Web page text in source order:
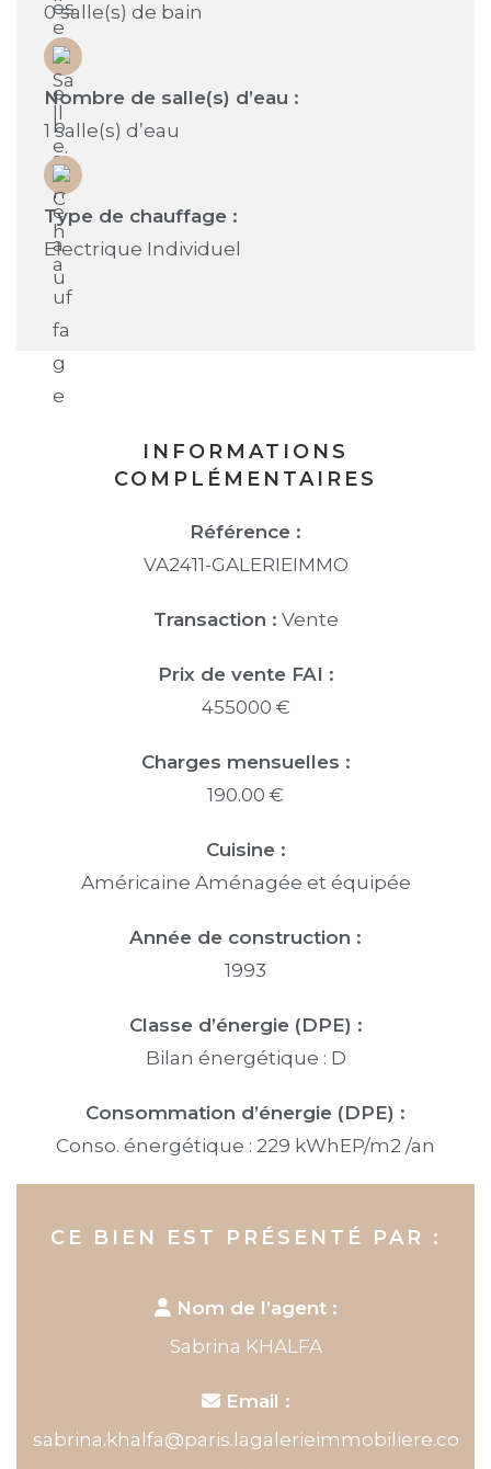
0 salle(s) de bain
Nombre de salle(s) d’eau :
1 salle(s) d’eau
Type de chauffage :
Electrique Individuel
INFORMATIONS
COMPLÉMENTAIRES
Référence :
VA2411-GALERIEIMMO
Transaction : Vente
Prix de vente FAI :
455000 €
Charges mensuelles :
190.00 €
Cuisine :
Américaine Aménagée et équipée
Année de construction :
1993
Classe d’énergie (DPE) :
Bilan énergétique : D
Consommation d’énergie (DPE) :
Conso. énergétique : 229 kWhEP/m2 /an
CE BIEN EST PRÉSENTÉ PAR :
Nom de l’agent :
Sabrina KHALFA
Email :
sabrina.khalfa@paris.lagalerieimmobiliere.co